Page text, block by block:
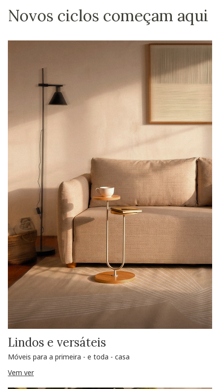
Novos ciclos começam aqui
Lindos e versáteis
Móveis para a primeira - e toda - casa
Vem ver